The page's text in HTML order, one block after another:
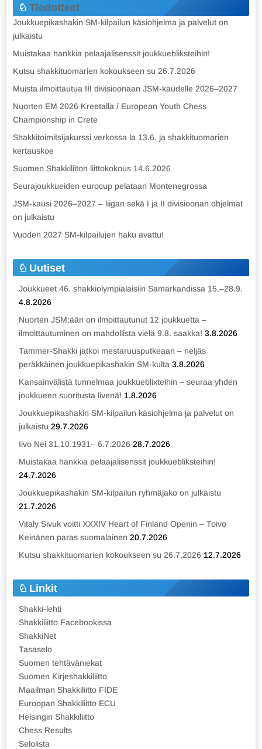
Tiedotteet
Joukkuepikashakin SM-kilpailun käsiohjelma ja palvelut on
julkaistu
Muistakaa hankkia pelaajalisenssit joukkuebliksteihin!
Kutsu shakkituomarien kokoukseen su 26.7.2026
Muista ilmoittautua III divisioonaan JSM-kaudelle 2026–2027
Nuorten EM 2026 Kreetalla / European Youth Chess
Championship in Crete
Shakkitoimitsijakurssi verkossa la 13.6. ja shakkituomarien
kertauskoe
Suomen Shakkiliiton liittokokous 14.6.2026
Seurajoukkueiden eurocup pelataan Montenegrossa
JSM-kausi 2026–2027 – liigan sekä I ja II divisioonan ohjelmat
on julkaistu
Vuoden 2027 SM-kilpailujen haku avattu!
Uutiset
Joukkueet 46. shakkiolympialaisiin Samarkandissa 15.–28.9.
4.8.2026
Nuorten JSM:ään on ilmoittautunut 12 joukkuetta –
ilmoittautuminen on mahdollista vielä 9.8. saakka! 3.8.2026
Tammer-Shakki jatkoi mestaruusputkeaan – neljäs
peräkkäinen joukkuepikashakin SM-kulta 3.8.2026
Kansainvälistä tunnelmaa joukkueblixteihin – seuraa yhden
joukkueen suoritusta livenä! 1.8.2026
Joukkuepikashakin SM-kilpailun käsiohjelma ja palvelut on
julkaistu 29.7.2026
Iivo Nei 31.10.1931– 6.7.2026 28.7.2026
Muistakaa hankkia pelaajalisenssit joukkuebliksteihin!
24.7.2026
Joukkuepikashakin SM-kilpailun ryhmäjako on julkaistu
21.7.2026
Vitaly Sivuk voitti XXXIV Heart of Finland Openin – Toivo
Keinänen paras suomalainen 20.7.2026
Kutsu shakkituomarien kokoukseen su 26.7.2026 12.7.2026
Linkit
Shakki-lehti
Shakkiliitto Facebookissa
ShakkiNet
Tasaselo
Suomen tehtäväniekat
Suomen Kirjeshakkiliitto
Maailman Shakkiliitto FIDE
Euroopan Shakkiliitto ECU
Helsingin Shakkiliitto
Chess Results
Selolista